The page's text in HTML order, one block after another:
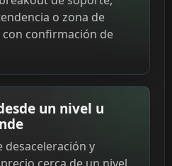
o zona de
confirmación de
un nivel u
desaceleración y